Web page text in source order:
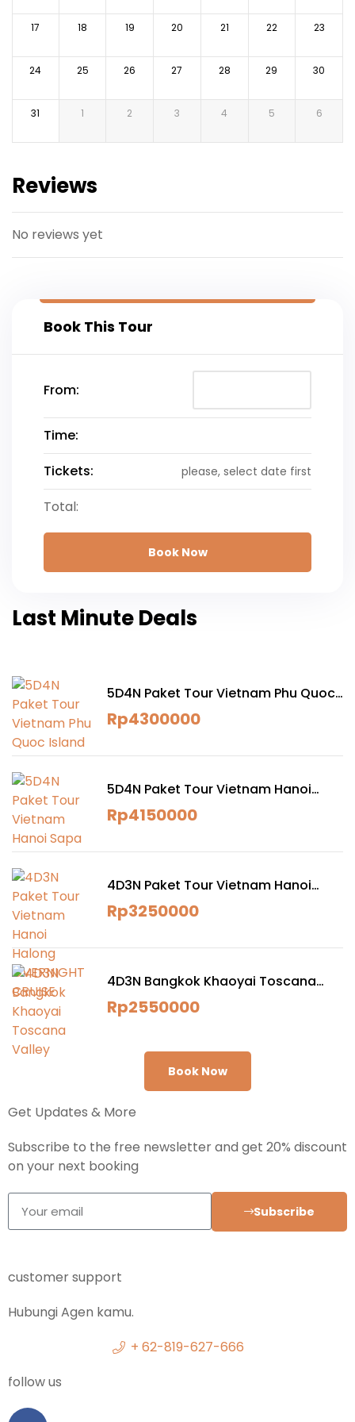
17 18 19 20 21 22 23
24 25 26 27 28 29 30
31 1 2 3 4 5 6
Reviews
No reviews yet
Book This Tour
From:
Time:
Tickets:
please, select date first
Total:
Book Now
Last Minute Deals
5D4N Paket Tour Vietnam Phu Quoc
Island
Rp4300000
5D4N Paket Tour Vietnam Hanoi
Sapa
Rp4150000
4D3N Paket Tour Vietnam Hanoi
Halong OVERNIGHT CRUISE
Rp3250000
4D3N Bangkok Khaoyai Toscana
Valley
Rp2550000
Book Now
Get Updates & More
Subscribe to the free newsletter and get 20% discount
on your next booking
Subscribe
customer support
Hubungi Agen kamu.
+ 62-819-627-666
follow us